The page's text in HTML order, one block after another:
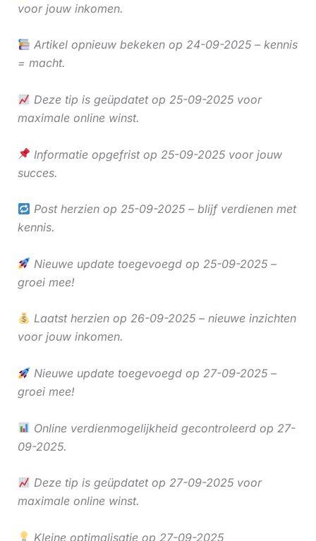
voor jouw inkomen.
Artikel opnieuw bekeken op 24-09-2025 – kennis
= macht.
Deze tip is geüpdatet op 25-09-2025 voor
maximale online winst.
Informatie opgefrist op 25-09-2025 voor jouw
succes.
Post herzien op 25-09-2025 – blijf verdienen met
kennis.
Nieuwe update toegevoegd op 25-09-2025 –
groei mee!
Laatst herzien op 26-09-2025 – nieuwe inzichten
voor jouw inkomen.
Nieuwe update toegevoegd op 27-09-2025 –
groei mee!
Online verdienmogelijkheid gecontroleerd op 27-
09-2025.
Deze tip is geüpdatet op 27-09-2025 voor
maximale online winst.
Kleine optimalisatie op 27-09-2025